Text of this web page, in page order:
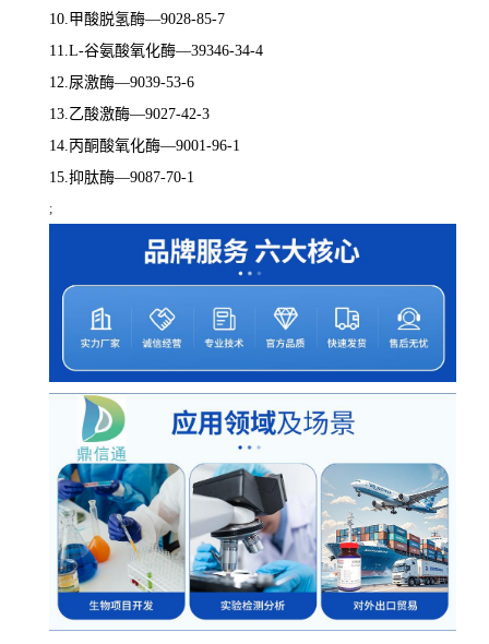
10.甲酸脱氢酶—9028-85-7
11.L-谷氨酸氧化酶—39346-34-4
12.尿激酶—9039-53-6
13.乙酸激酶—9027-42-3
14.丙酮酸氧化酶—9001-96-1
15.抑肽酶—9087-70-1
;